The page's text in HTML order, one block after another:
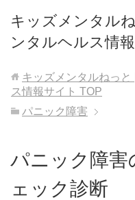
キッズメンタル
ンタルヘルス情
キッズメンタルねっ
ス情報サイト TOP
パニック障害
パニック障害
ェック診断